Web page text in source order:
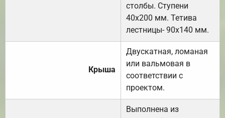
столбы. Ступени
40х200 мм. Тетива
лестницы- 90х140 мм.
Крыша
Двускатная, ломаная
или вальмовая в
соответствии с
проектом.
Выполнена из